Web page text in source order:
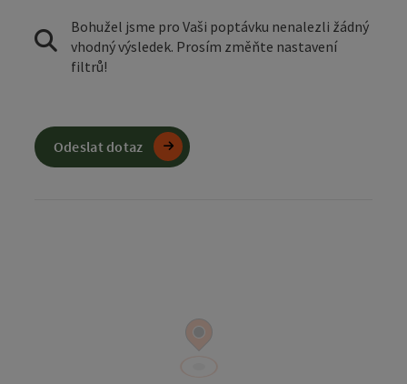
Bohužel jsme pro Vaši poptávku nenalezli žádný
vhodný výsledek. Prosím změňte nastavení
filtrů!
Odeslat dotaz